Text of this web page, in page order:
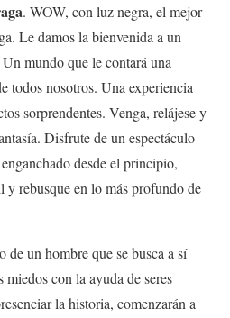
. WOW, con luz negra, el mejor
Le damos la bienvenida a un
mundo que le contará una
todos nosotros. Una experiencia
sorprendentes. Venga, relájese y
Disfrute de un espectáculo
desde el principio,
y rebusque en lo más profundo de
de un hombre que se busca a sí
con la ayuda de seres
la historia, comenzarán a